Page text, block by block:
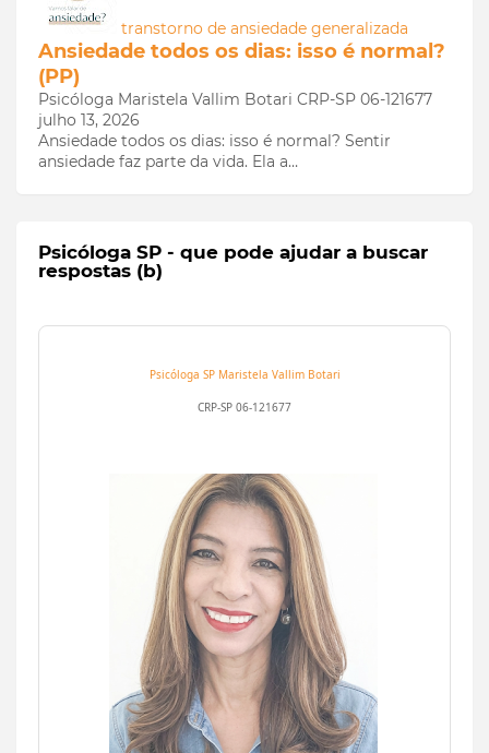
transtorno de ansiedade generalizada
Ansiedade todos os dias: isso é normal?
(PP)
Psicóloga Maristela Vallim Botari CRP-SP 06-121677
julho 13, 2026
Ansiedade todos os dias: isso é normal? Sentir
ansiedade faz parte da vida. Ela a…
Psicóloga SP - que pode ajudar a buscar
respostas (b)
Psicóloga SP Maristela Vallim Botari
CRP-SP 06-121677